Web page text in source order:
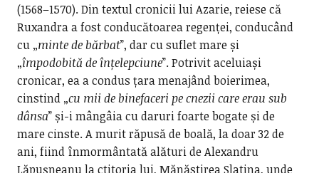
(1568–1570). Din textul cronicii lui Azarie, reiese că
Ruxandra a fost conducătoarea regenței, conducând
cu „minte de bărbat”, dar cu suflet mare și
„împodobită de înțelepciune”. Potrivit aceluiași
cronicar, ea a condus țara menajând boierimea,
cinstind „cu mii de binefaceri pe cnezii care erau sub
dânsa” și-i mângâia cu daruri foarte bogate și de
mare cinste. A murit răpusă de boală, la doar 32 de
ani, fiind înmormântată alături de Alexandru
Lăpușneanu la ctitoria lui, Mănăstirea Slatina, unde